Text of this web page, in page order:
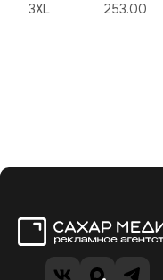
3XL 253.00